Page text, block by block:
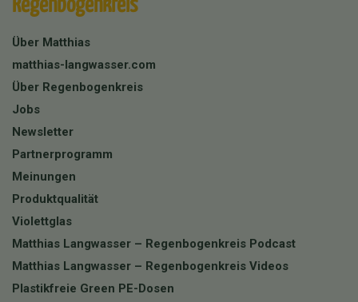
Über Matthias
matthias-langwasser.com
Über Regenbogenkreis
Jobs
Newsletter
Partnerprogramm
Meinungen
Produktqualität
Violettglas
Matthias Langwasser – Regenbogenkreis Podcast
Matthias Langwasser – Regenbogenkreis Videos
Plastikfreie Green PE-Dosen